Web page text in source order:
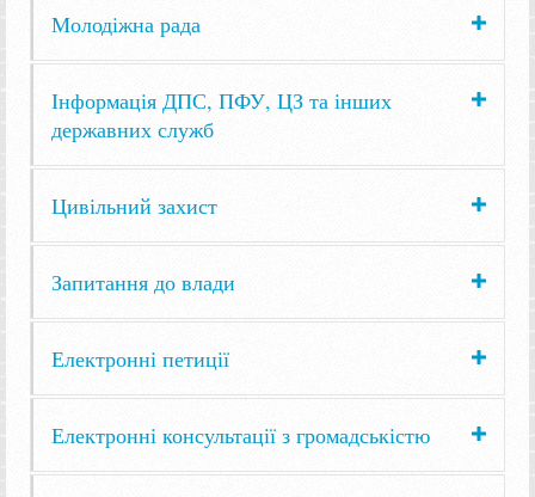
Молодіжна рада
Інформація ДПС, ПФУ, ЦЗ та інших
державних служб
Цивільний захист
Запитання до влади
Електронні петиції
Електронні консультації з громадськістю